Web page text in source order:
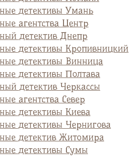
детективы Умань
агентства Центр
детектив Днепр
детективы Кропивницкий
детективы Винница
детективы Полтава
детектив Черкассы
агентства Север
детективы Киева
детективы Чернигова
детектив Житомира
детективы Сумы